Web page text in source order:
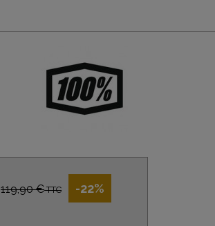
119,90 €TTC -22%